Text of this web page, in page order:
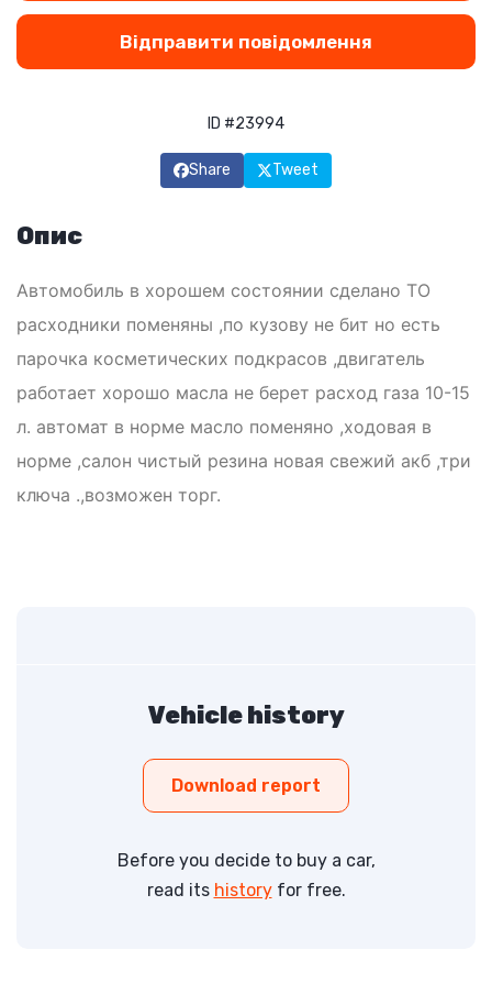
Відправити повідомлення
ID #23994
Share Tweet
Опис
Автомобиль в хорошем состоянии сделано ТО
расходники поменяны ,по кузову не бит но есть
парочка косметических подкрасов ,двигатель
работает хорошо масла не берет расход газа 10-15
л. автомат в норме масло поменяно ,ходовая в
норме ,салон чистый резина новая свежий акб ,три
ключа .,возможен торг.
Vehicle history
Download report
Before you decide to buy a car,
read its historyfor free.